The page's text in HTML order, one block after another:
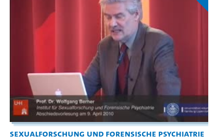
Sexualforschung und Forensische Psychiatrie